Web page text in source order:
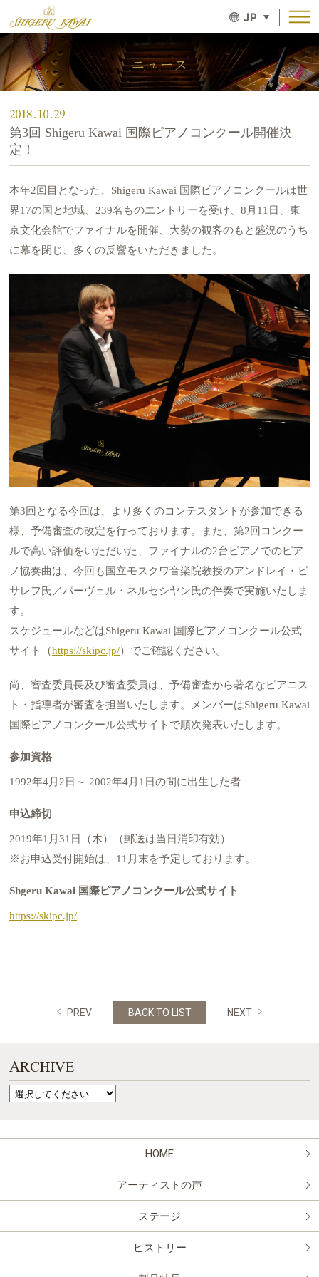
JP
ニュース
2018.10.29
第3回 Shigeru Kawai 国際ピアノコンクール開催決
定！
本年2回目となった、Shigeru Kawai 国際ピアノコンクールは世
界17の国と地域、239名ものエントリーを受け、8月11日、東
京文化会館でファイナルを開催、大勢の観客のもと盛況のうち
に幕を閉じ、多くの反響をいただきました。
第3回となる今回は、より多くのコンテスタントが参加できる
様、予備審査の改定を行っております。また、第2回コンクー
ルで高い評価をいただいた、ファイナルの2台ピアノでのピア
ノ協奏曲は、今回も国立モスクワ音楽院教授のアンドレイ・ピ
サレフ氏／パーヴェル・ネルセシヤン氏の伴奏で実施いたしま
す。
スケジュールなどはShigeru Kawai 国際ピアノコンクール公式
サイト（https://skipc.jp/）でご確認ください。
尚、審査委員長及び審査委員は、予備審査から著名なピアニス
ト・指導者が審査を担当いたします。メンバーはShigeru Kawai
国際ピアノコンクール公式サイトで順次発表いたします。
参加資格
1992年4月2日～ 2002年4月1日の間に出生した者
申込締切
2019年1月31日（木）（郵送は当日消印有効）
※お申込受付開始は、11月末を予定しております。
Shgeru Kawai 国際ピアノコンクール公式サイト
https://skipc.jp/
PREV NEXT
BACK TO LIST
ARCHIVE
HOME
アーティストの声
ステージ
ヒストリー